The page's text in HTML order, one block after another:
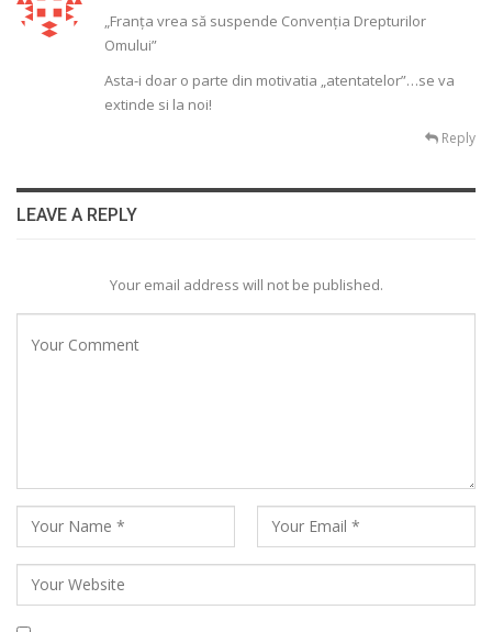
„Franța vrea să suspende Convenția Drepturilor
Omului”
Asta-i doar o parte din motivatia „atentatelor”…se va
extinde si la noi!
Reply
LEAVE A REPLY
Your email address will not be published.